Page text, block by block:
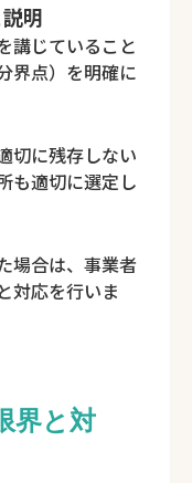
明
講じていること
界点）を明確に
切に残存しない
も適切に選定し
場合は、事業者
対応を行いま
界と対